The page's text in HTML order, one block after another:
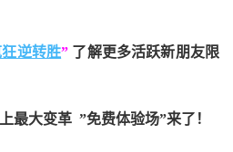
逆转胜” 了解更多活跃新朋友限
最大变革 ”免费体验场”来了！